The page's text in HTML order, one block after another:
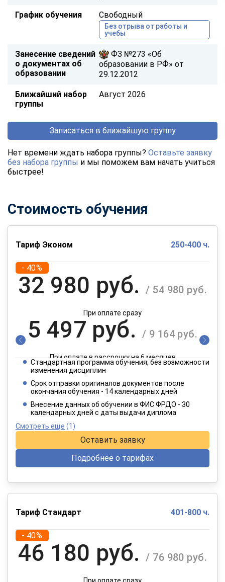
График обучения Свободный
Без отрыва от работы и
учебы
Занесение сведений
о документах об
образовании
ФЗ №273 «Об
образовании в РФ» от
29.12.2012
Ближайший набор
группы
Август 2026
Записаться в ближайшую группу
Нет времени ждать набора группы? Оставьте заявку
без набора группы и мы поможем вам начать учиться
быстрее!
Стоимость обучения
Тариф Эконом 250-400 ч.
- 40%
32 980 руб. / 54 980 руб.
При оплате сразу
5 497 руб. / 9 164 руб.
При оплате в рассрочку на 6 месяцев
2 749 руб.
При оплате в рассрочку на 12 месяцев
Стандартная программа обучения, без возможности
изменения дисциплин
Срок отправки оригиналов документов после
окончания обучения - 14 календарных дней
Внесение данных об обучении в ФИС ФРДО - 30
календарных дней с даты выдачи диплома
Смотреть еще (1)
Оставить заявку
Подробнее о тарифах
Тариф Стандарт 401-800 ч.
- 40%
46 180 руб. / 76 980 руб.
При оплате сразу